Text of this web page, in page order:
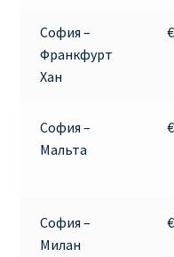
Барселона
БИЛЕТЫ RYANAIR |
БИЛЕТЫ RYANAIR НА
ДЕШЕВЫЕ
София –
Франкфурт
Хан
София –
Мальта
София –
Милан